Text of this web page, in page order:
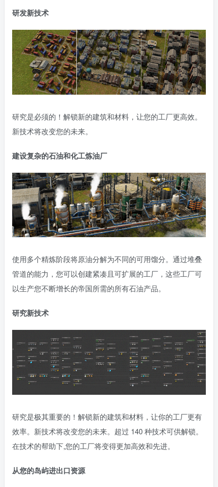
研发新技术
研究是必须的！解锁新的建筑和材料，让您的工厂更高效。
新技术将改变您的未来。
建设复杂的石油和化工炼油厂
使用多个精炼阶段将原油分解为不同的可用馏分。通过堆叠
管道的能力，您可以创建紧凑且可扩展的工厂，这些工厂可
以生产您不断增长的帝国所需的所有石油产品。
研究新技术
研究是极其重要的！解锁新的建筑和材料，让你的工厂更有
效率。新技术将改变您的未来。超过 140 种技术可供解锁。
在技术的帮助下,您的工厂将变得更加高效和先进。
从您的岛屿进出口资源